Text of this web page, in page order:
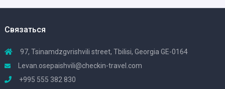
Связаться
97, Tsinamdzgvrishvili street, Tbilisi, Georgia GE-0164
Levan.osepaishvili@checkin-travel.com
+995 555 382 830